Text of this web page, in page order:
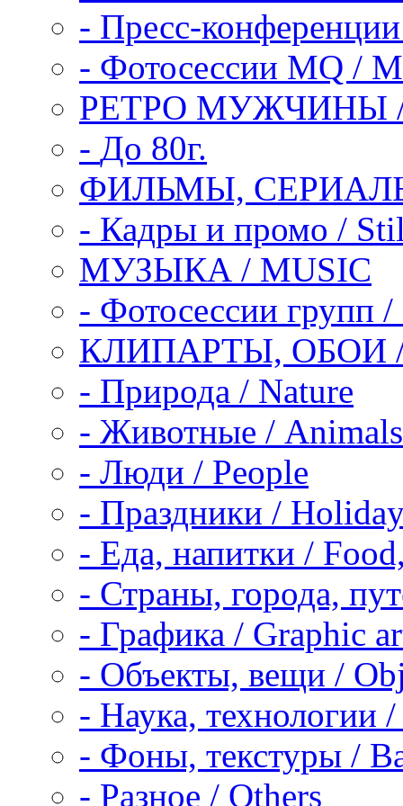
- Пресс-
- Фотосессии MQ /
РЕТРО МУЖЧИНЫ /
- До 80г.
ФИЛЬМЫ,
- Кадры и промо /
МУЗЫКА / MUSIC
- Фотосессии групп
КЛИПАРТЫ, ОБОИ /
- Природа / Nature
- Животные / Animals
- Люди / People
- Праздники /
- Еда, напитки /
- Страны, города,
- Графика / Graphic
- Объекты, вещи /
- Наука, технологии
- Фоны, текстуры /
- Разное / Others